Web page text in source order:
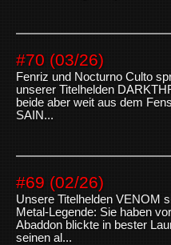
#70 (03/26)
Fenriz und Nocturno Culto
unserer Titelhelden
beide aber weit aus dem
SAIN...
#69 (02/26)
Unsere Titelhelden VENOM
Metal-Legende: Sie haben
Abaddon blickte in bester
seinen al...